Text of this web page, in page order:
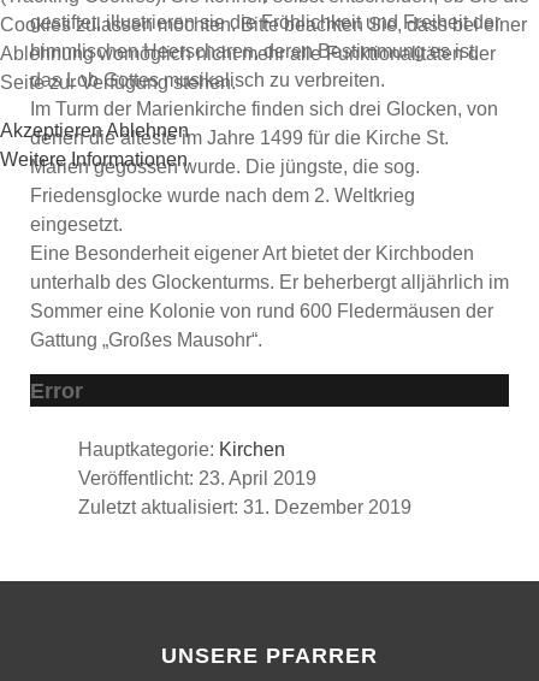
gestiftet, illustrieren sie die Fröhlichkeit und Freiheit der
himmlischen Heerscharen, deren Bestimmung es ist,
das Lob Gottes musikalisch zu verbreiten.
Im Turm der Marienkirche finden sich drei Glocken, von
denen die älteste im Jahre 1499 für die Kirche St.
Marien gegossen wurde. Die jüngste, die sog.
Friedensglocke wurde nach dem 2. Weltkrieg
eingesetzt.
Eine Besonderheit eigener Art bietet der Kirchboden
unterhalb des Glockenturms. Er beherbergt alljährlich im
Sommer eine Kolonie von rund 600 Fledermäusen der
Gattung „Großes Mausohr“.
Error
Hauptkategorie: Kirchen
Veröffentlicht: 23. April 2019
Zuletzt aktualisiert: 31. Dezember 2019
UNSERE PFARRER
Cookies zulassen möchten. Bitte beachten Sie, dass bei einer
Ablehnung womöglich nicht mehr alle Funktionalitäten der
Seite zur Verfügung stehen.
AkzeptierenAblehnen
Weitere Informationen